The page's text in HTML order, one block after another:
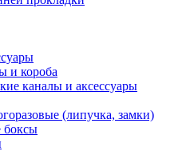
и короба
каналы и аксессуары
(липучка, замки)